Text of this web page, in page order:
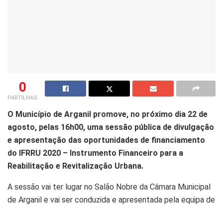
0
PARTILHAS
O Município de Arganil promove, no próximo dia 22 de
agosto, pelas 16h00, uma sessão pública de divulgação
e apresentação das oportunidades de financiamento
do IFRRU 2020 – Instrumento Financeiro para a
Reabilitação e Revitalização Urbana.
A sessão vai ter lugar no Salão Nobre da Câmara Municipal
de Arganil e vai ser conduzida e apresentada pela equipa de